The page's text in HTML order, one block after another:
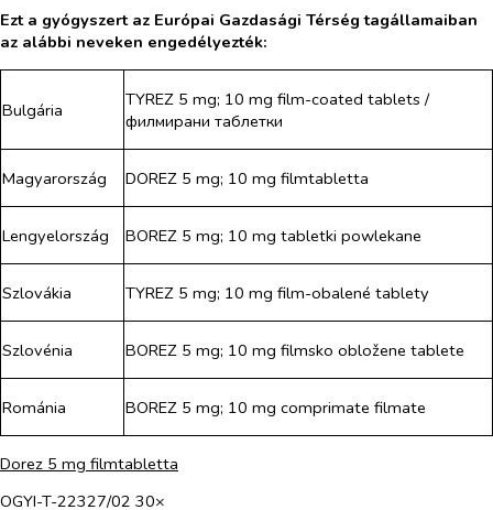
Ezt a gyógyszert az Európai Gazdasági Térség tagállamaiban
az alábbi neveken engedélyezték:
Bulgária
TYREZ 5 mg; 10 mg film-coated tablets /
филмирани таблетки
Magyarország DOREZ 5 mg; 10 mg filmtabletta
Lengyelország BOREZ 5 mg; 10 mg tabletki powlekane
Szlovákia TYREZ 5 mg; 10 mg film-obalené tablety
Szlovénia BOREZ 5 mg; 10 mg filmsko obložene tablete
Románia BOREZ 5 mg; 10 mg comprimate filmate
Dorez 5 mg filmtabletta
OGYI-T-22327/02 30×